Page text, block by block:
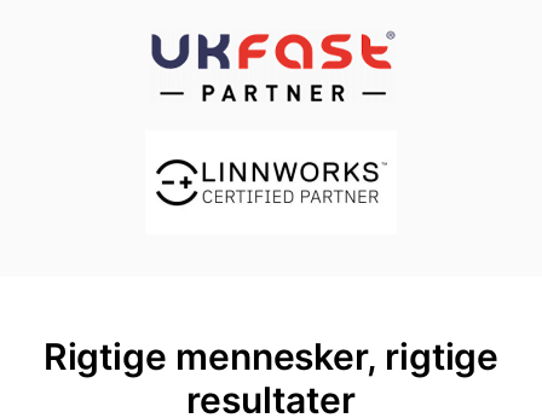
Rigtige mennesker, rigtige
resultater